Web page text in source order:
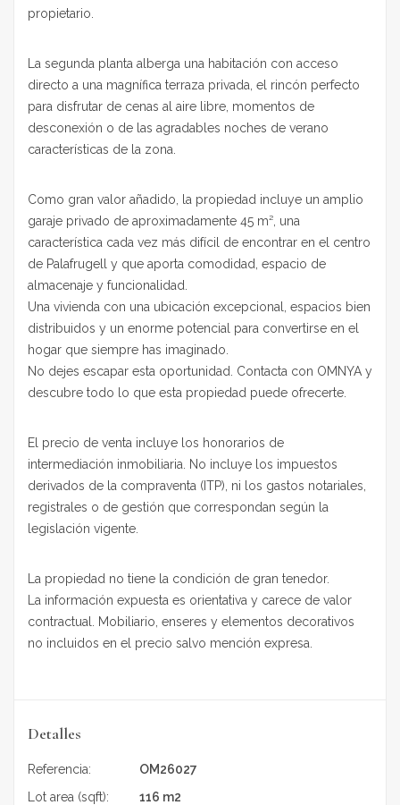
propietario.
La segunda planta alberga una habitación con acceso
directo a una magnífica terraza privada, el rincón perfecto
para disfrutar de cenas al aire libre, momentos de
desconexión o de las agradables noches de verano
características de la zona.
Como gran valor añadido, la propiedad incluye un amplio
garaje privado de aproximadamente 45 m², una
característica cada vez más difícil de encontrar en el centro
de Palafrugell y que aporta comodidad, espacio de
almacenaje y funcionalidad.
Una vivienda con una ubicación excepcional, espacios bien
distribuidos y un enorme potencial para convertirse en el
hogar que siempre has imaginado.
No dejes escapar esta oportunidad. Contacta con OMNYA y
descubre todo lo que esta propiedad puede ofrecerte.
El precio de venta incluye los honorarios de
intermediación inmobiliaria. No incluye los impuestos
derivados de la compraventa (ITP), ni los gastos notariales,
registrales o de gestión que correspondan según la
legislación vigente.
La propiedad no tiene la condición de gran tenedor.
La información expuesta es orientativa y carece de valor
contractual. Mobiliario, enseres y elementos decorativos
no incluidos en el precio salvo mención expresa.
Detalles
Referencia:
OM26027
Lot area (sqft):
116 m2